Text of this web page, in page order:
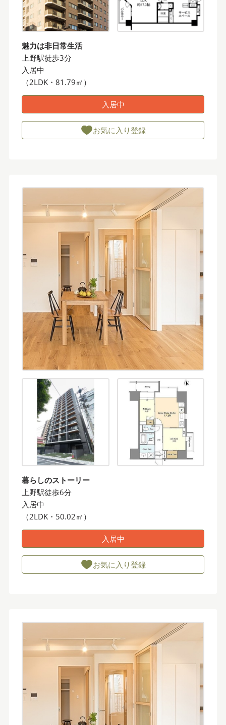
魅力は非日常生活
上野駅徒歩3分
入居中
（2LDK・81.79㎡）
入居中
お気に入り登録
暮らしのストーリー
上野駅徒歩6分
入居中
（2LDK・50.02㎡）
入居中
お気に入り登録